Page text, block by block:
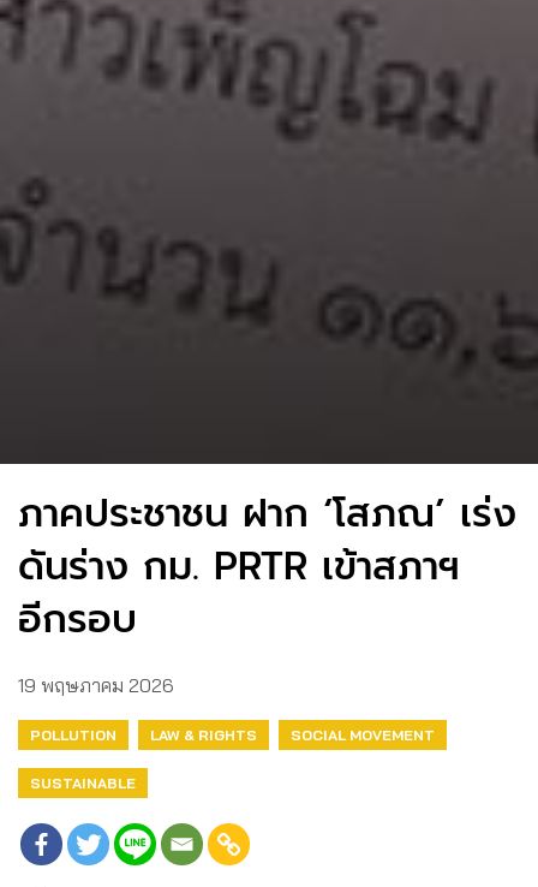
ภาคประชาชน ฝาก ‘โสภณ’ เร่ง
ดันร่าง กม. PRTR เข้าสภาฯ
อีกรอบ
19 พฤษภาคม 2026
POLLUTION LAW & RIGHTS SOCIAL MOVEMENT
SUSTAINABLE